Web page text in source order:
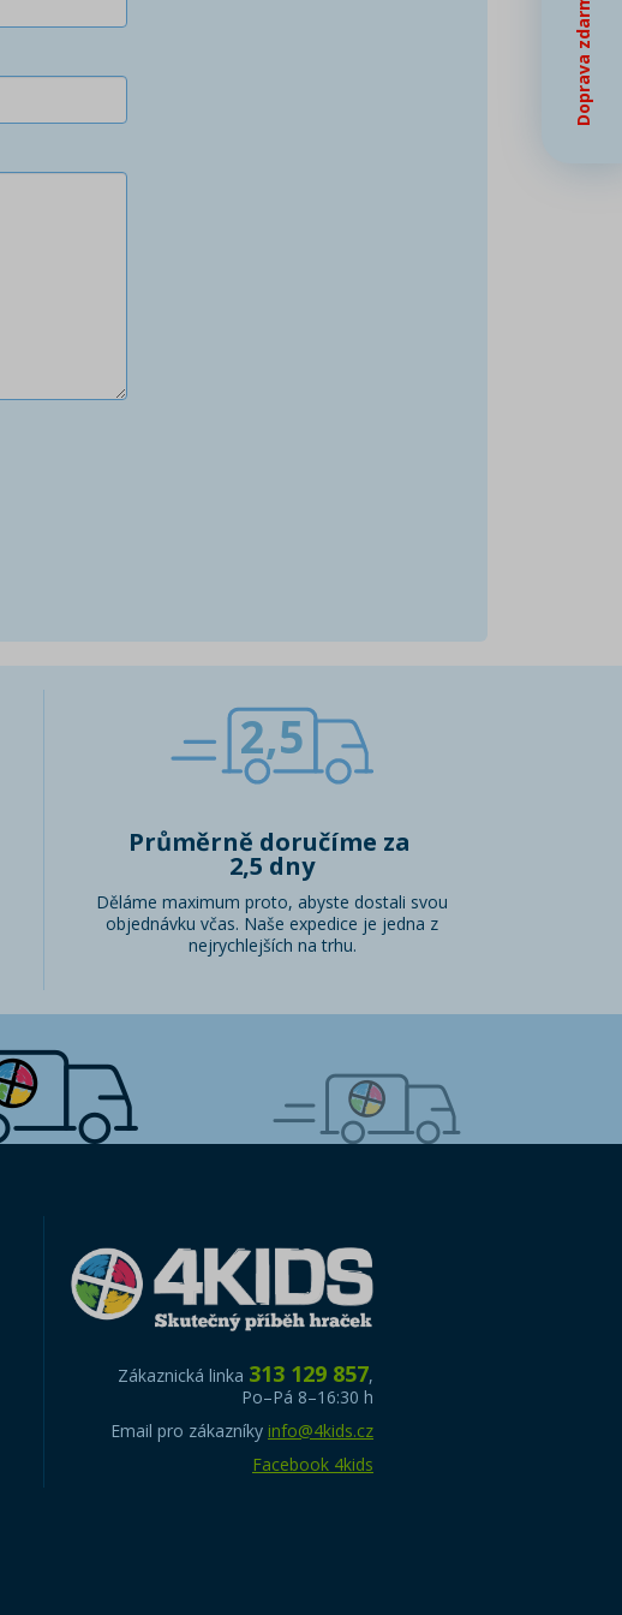
2,5
Průměrně doručíme za
2,5 dny
Děláme maximum proto, abyste dostali svou
objednávku včas. Naše expedice je jedna z
nejrychlejších na trhu.
Zákaznická linka 313 129 857,
Po–Pá 8–16:30 h
Email pro zákazníky info@4kids.cz
Facebook 4kids
Doprava zdarma